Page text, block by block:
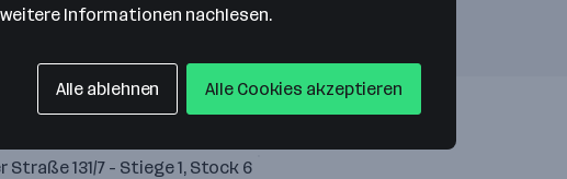
Straße 131/7 - Stiege 1, Stock 6
Informationen nachlesen.
Alle ablehnen Alle Cookies akzeptieren